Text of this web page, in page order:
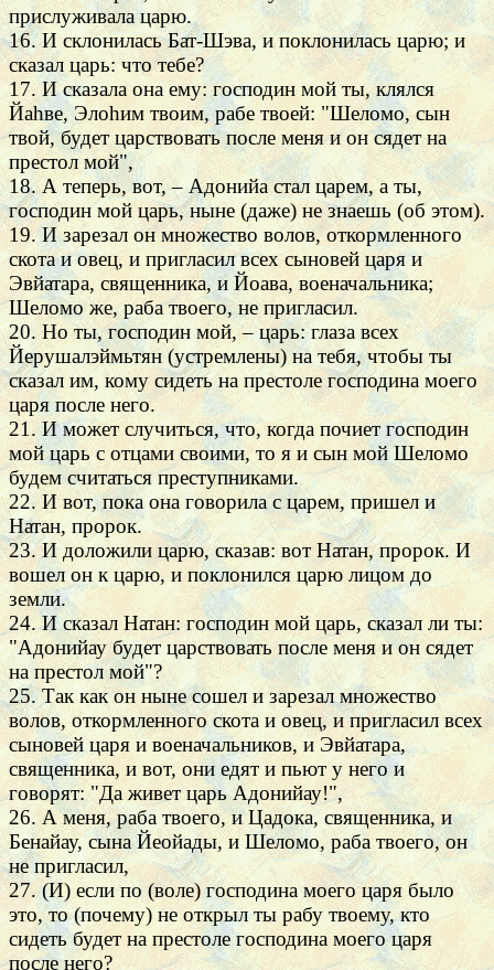
прислуживала царю.
16. И склонилась Бат-Шэва, и поклонилась царю; и
сказал царь: что тебе?
17. И сказала она ему: господин мой ты, клялся
Йаhве, Элоhим твоим, рабе твоей: "Шеломо, сын
твой, будет царствовать после меня и он сядет на
престол мой",
18. А теперь, вот, – Адонийа стал царем, а ты,
господин мой царь, ныне (даже) не знаешь (об этом).
19. И зарезал он множество волов, откормленного
скота и овец, и пригласил всех сыновей царя и
Эвйатара, священника, и Йоава, военачальника;
Шеломо же, раба твоего, не пригласил.
20. Но ты, господин мой, – царь: глаза всех
Йерушалэймьтян (устремлены) на тебя, чтобы ты
сказал им, кому сидеть на престоле господина моего
царя после него.
21. И может случиться, что, когда почиет господин
мой царь с отцами своими, то я и сын мой Шеломо
будем считаться преступниками.
22. И вот, пока она говорила с царем, пришел и
Натан, пророк.
23. И доложили царю, сказав: вот Натан, пророк. И
вошел он к царю, и поклонился царю лицом до
земли.
24. И сказал Натан: господин мой царь, сказал ли ты:
"Адонийау будет царствовать после меня и он сядет
на престол мой"?
25. Так как он ныне сошел и зарезал множество
волов, откормленного скота и овец, и пригласил всех
сыновей царя и военачальников, и Эвйатара,
священника, и вот, они едят и пьют у него и
говорят: "Да живет царь Адонийау!",
26. А меня, раба твоего, и Цадока, священника, и
Бенайау, сына Йеойады, и Шеломо, раба твоего, он
не пригласил,
27. (И) если по (воле) господина моего царя было
это, то (почему) не открыл ты рабу твоему, кто
сидеть будет на престоле господина моего царя
после него?